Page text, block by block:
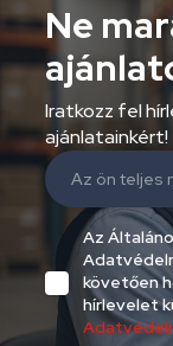
Ne
Iratkozz fel
ajánlatainkért!
Az
követően
hírlevelet